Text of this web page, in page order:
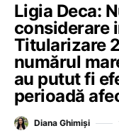
Ligia Deca:
considerare
Titularizare
numărul
au putut fi
perioadă
Diana Ghimiși